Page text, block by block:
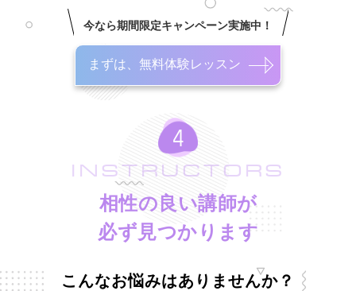
今なら期間限定キャンペーン実施中！
まずは、無料体験レッスン
INSTRUCTORS
相性の良い講師が
必ず見つかります
こんなお悩みはありませんか？